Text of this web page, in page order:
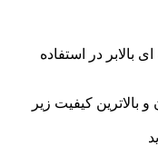
بالابر در استفاده
و بالاترین کیفیت زیر